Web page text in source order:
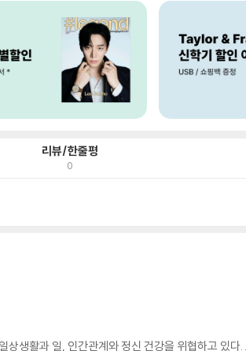
리뷰/한줄평
0
생활과 일, 인간관계와 정신 건강을 위협하고 있